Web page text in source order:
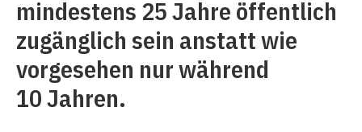
mindestens 25 Jahre öffentlich
zugänglich sein anstatt wie
vorgesehen nur während
10 Jahren.